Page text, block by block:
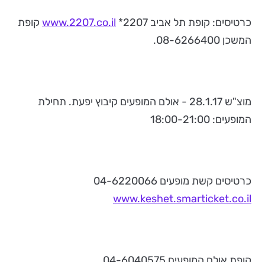
כרטיסים: קופת תל אביב 2207* www.2207.co.il קופת
המשכן 08-6266400.
מוצ"ש 28.1.17 - אולם המופעים קיבוץ יפעת. תחילת
המופעים: 18:00-21:00
כרטיסים קשת מופעים 04-6220066
www.keshet.smarticket.co.il